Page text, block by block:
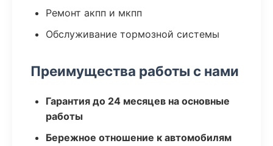
Ремонт акпп и мкпп
Обслуживание тормозной системы
Преимущества работы с нами
Гарантия до 24 месяцев на основные
работы
Бережное отношение к автомобилям